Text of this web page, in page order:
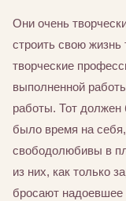
Они очень
строить свою жизнь
творческие
выполненной
работы. Тот должен
было время на
свободолюбивы в
из них, как только
бросают надоевшее